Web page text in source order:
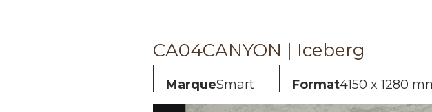
CA04CANYON | Iceberg
MarqueSmart Format4150 x 1280